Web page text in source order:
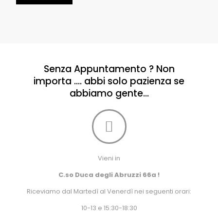
Senza Appuntamento ? Non
importa .... abbi solo pazienza se
abbiamo gente...
Vieni in
C.so Duca degli Abruzzi 66a !
Riceviamo dal Martedì al Venerdì nei seguenti orari:
10-13 e 15:30-18:30